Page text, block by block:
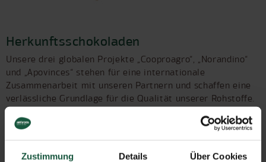
Zustimmung Details Über Cookies
Herkunftsschokoladen
Unsere drei globalen Projekte „Cooproagro“, „Norandino“
und „Apovinces“ stehen für eine internationale
Zusammenarbeit mit unseren Partnern und schaffen eine
verlässliche Grundlage für die Qualität unserer Rohstoffe.